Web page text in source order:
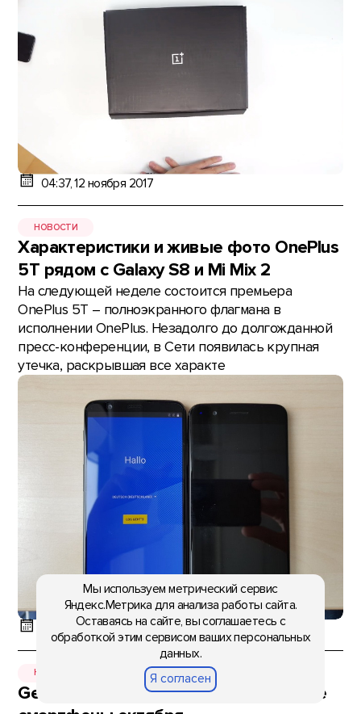
04:37, 12 ноября 2017
НОВОСТИ
Характеристики и живые фото OnePlus
5T рядом с Galaxy S8 и Mi Mix 2
На следующей неделе состоится премьера
OnePlus 5T – полноэкранного флагмана в
исполнении OnePlus. Незадолго до долгожданной
пресс-конференции, в Сети появилась крупная
утечка, раскрывшая все характе
12:28, 11 ноября 2017
НОВОСТИ
GearBest назвал самые продаваемые
Мы используем метрический сервис
Яндекс.Метрика для анализа работы сайта.
Оставаясь на сайте, вы соглашаетесь с
обработкой этим сервисом ваших персональных
данных.
Я согласен